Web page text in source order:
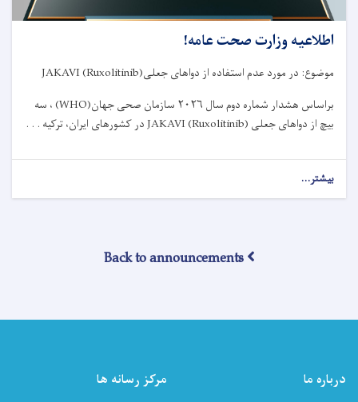
اطلاعیه وزارت صحت عامه!
موضوع: در مورد عدم استفاده از دواهای جعلیJAKAVI (Ruxolitinib)
براساس هشدار شماره دوم سال ۲۰۲۶ سازمان صحی جهان(WHO)، سه
بیچ از دواهای جعلی JAKAVI (Ruxolitinib)در کشورهای ایران، ترکیه . . .
بیشتر...
اطلاعیه
Back to announcements
درباره ما مرکز رسانه ها